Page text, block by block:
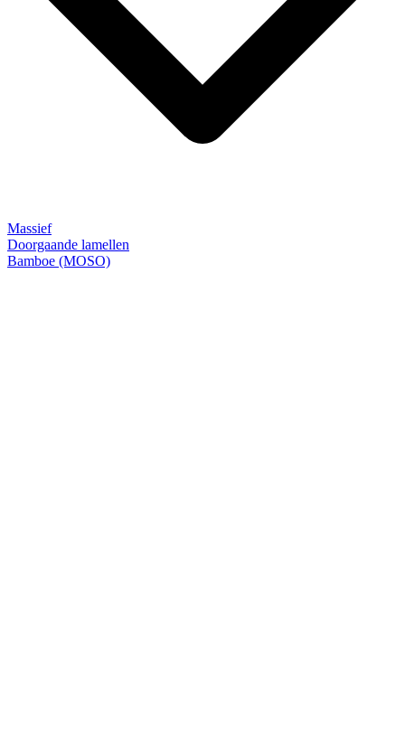
Massief
Doorgaande lamellen
Bamboe (MOSO)